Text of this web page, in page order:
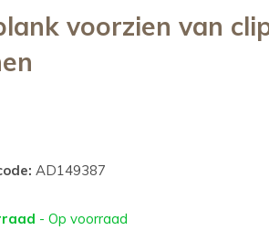
voorzien van
AD149387
- Op voorraad